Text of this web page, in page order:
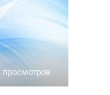
просмотров